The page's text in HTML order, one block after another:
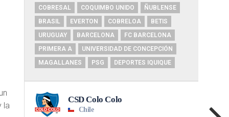
la
COBRESAL
COQUIMBO UNIDO
ÑUBLENSE
BRASIL
EVERTON COBRELOA
BETIS
URUGUAY
BARCELONA
FC BARCELONA
PRIMERA A
UNIVERSIDAD DE CONCEPCIÓN
MAGALLANES
PSG DEPORTES IQUIQUE